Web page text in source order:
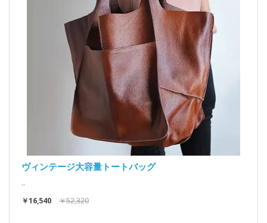
ヴィンテージ大容量トートバッグ
..
￥16,540
￥52,320